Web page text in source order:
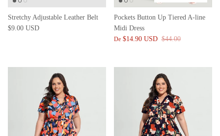
Stretchy Adjustable Leather Belt
$9.00 USD
Pockets Button Up Tiered A-line
Midi Dress
De $14.90 USD $44.00